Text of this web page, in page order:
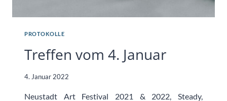
PROTOKOLLE
Treffen vom 4. Januar
4. Januar 2022
Neustadt Art Festival 2021 & 2022, Steady,